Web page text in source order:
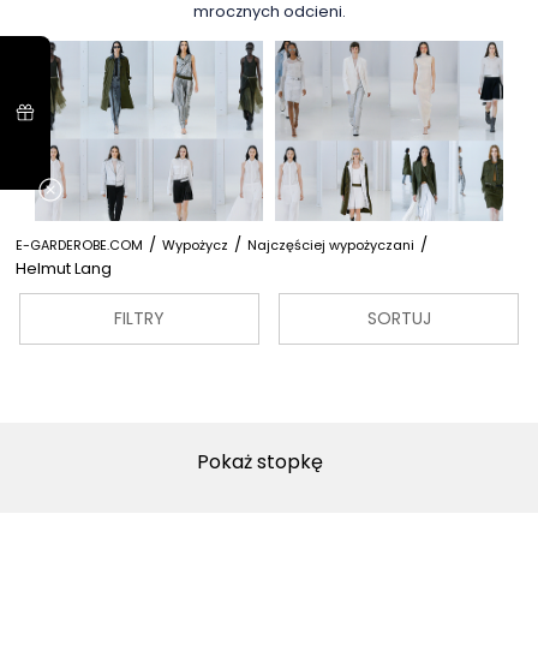
mrocznych odcieni.
E-GARDEROBE.COM / Wypożycz / Najczęściej wypożyczani /
Helmut Lang
FILTRY SORTUJ
Pokaż stopkę